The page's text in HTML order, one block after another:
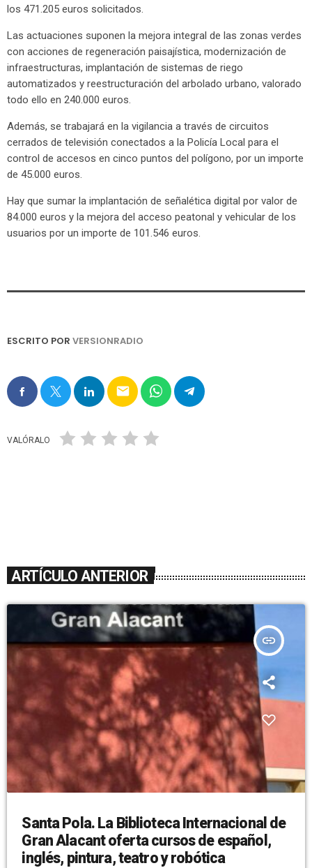
los 471.205 euros solicitados.
Las actuaciones suponen la mejora integral de las zonas verdes
con acciones de regeneración paisajística, modernización de
infraestructuras, implantación de sistemas de riego
automatizados y reestructuración del arbolado urbano, valorado
todo ello en 240.000 euros.
Además, se trabajará en la vigilancia a través de circuitos
cerrados de televisión conectados a la Policía Local para el
control de accesos en cinco puntos del polígono, por un importe
de 45.000 euros.
Hay que sumar la implantación de señalética digital por valor de
84.000 euros y la mejora del acceso peatonal y vehicular de los
usuarios por un importe de 101.546 euros.
ESCRITO POR VERSIONRADIO
email
VALÓRALO
ARTÍCULO ANTERIOR
insert_link
Santa Pola. La Biblioteca Internacional de
Gran Alacant oferta cursos de español,
inglés, pintura, teatro y robótica